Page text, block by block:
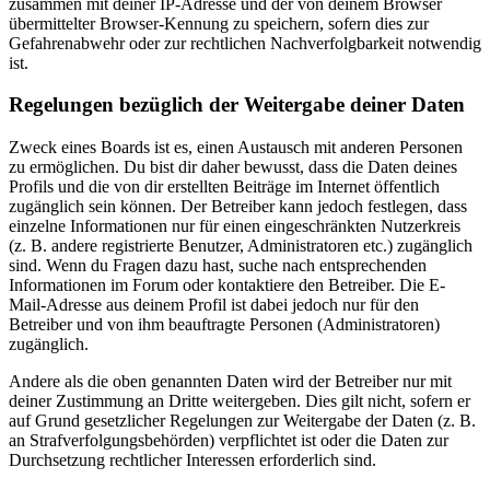
übermittelter Browser-Kennung zu speichern, sofern dies zur
Gefahrenabwehr oder zur rechtlichen Nachverfolgbarkeit notwendig
ist.
Regelungen bezüglich der Weitergabe deiner Daten
Zweck eines Boards ist es, einen Austausch mit anderen Personen
zu ermöglichen. Du bist dir daher bewusst, dass die Daten deines
Profils und die von dir erstellten Beiträge im Internet öffentlich
zugänglich sein können. Der Betreiber kann jedoch festlegen, dass
einzelne Informationen nur für einen eingeschränkten Nutzerkreis
(z. B. andere registrierte Benutzer, Administratoren etc.) zugänglich
sind. Wenn du Fragen dazu hast, suche nach entsprechenden
Informationen im Forum oder kontaktiere den Betreiber. Die E-
Mail-Adresse aus deinem Profil ist dabei jedoch nur für den
Betreiber und von ihm beauftragte Personen (Administratoren)
zugänglich.
Andere als die oben genannten Daten wird der Betreiber nur mit
deiner Zustimmung an Dritte weitergeben. Dies gilt nicht, sofern er
auf Grund gesetzlicher Regelungen zur Weitergabe der Daten (z. B.
an Strafverfolgungsbehörden) verpflichtet ist oder die Daten zur
Durchsetzung rechtlicher Interessen erforderlich sind.